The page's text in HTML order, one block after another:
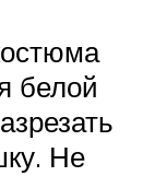
белой
Не